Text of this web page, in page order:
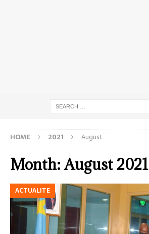
HOME 2021 August
Month:August 2021
ACTUALITE